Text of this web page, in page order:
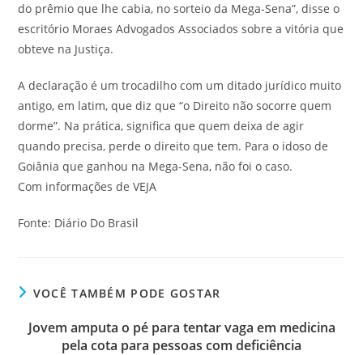
do prêmio que lhe cabia, no sorteio da Mega-Sena”, disse o
escritório Moraes Advogados Associados sobre a vitória que
obteve na Justiça.
A declaração é um trocadilho com um ditado jurídico muito
antigo, em latim, que diz que “o Direito não socorre quem
dorme”. Na prática, significa que quem deixa de agir
quando precisa, perde o direito que tem. Para o idoso de
Goiânia que ganhou na Mega-Sena, não foi o caso.
Com informações de VEJA
Fonte: Diário Do Brasil
VOCÊ TAMBÉM PODE GOSTAR
Jovem amputa o pé para tentar vaga em medicina
pela cota para pessoas com deficiência